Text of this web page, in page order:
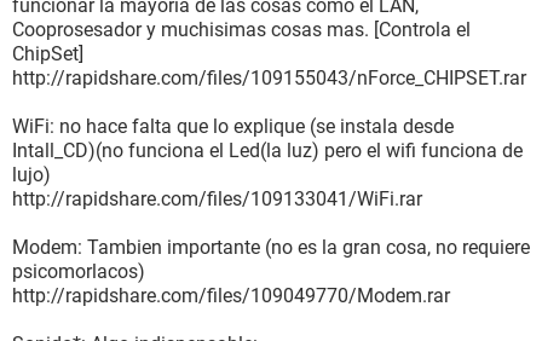
funcionar la mayoria de las cosas como el LAN,
Cooprosesador y muchisimas cosas mas. [Controla el
ChipSet]
http://rapidshare.com/files/109155043/nForce_CHIPSET.rar
WiFi: no hace falta que lo explique (se instala desde
Intall_CD)(no funciona el Led(la luz) pero el wifi funciona de
lujo)
http://rapidshare.com/files/109133041/WiFi.rar
Modem: Tambien importante (no es la gran cosa, no requiere
psicomorlacos)
http://rapidshare.com/files/109049770/Modem.rar